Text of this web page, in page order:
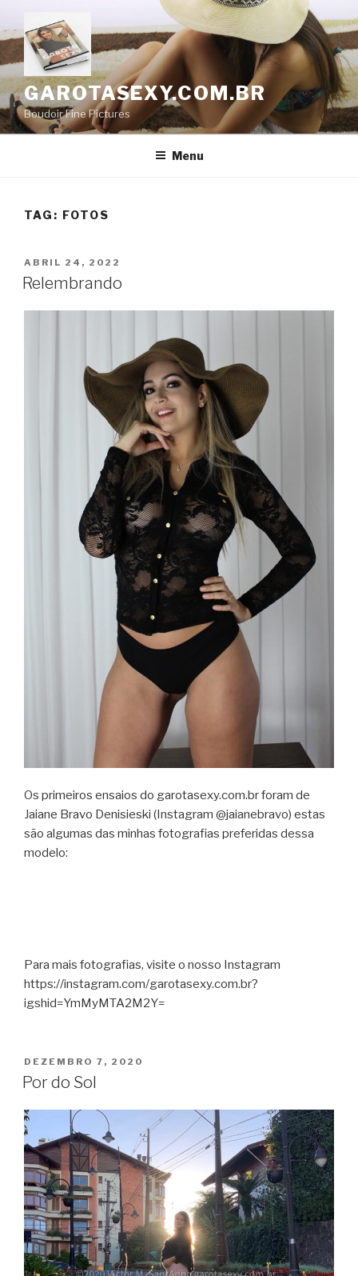
GAROTASEXY.COM.BR
Boudoir Fine Pictures
Menu
TAG: FOTOS
ABRIL 24, 2022
Relembrando
Os primeiros ensaios do garotasexy.com.br foram de
Jaiane Bravo Denisieski (Instagram @jaianebravo) estas
são algumas das minhas fotografias preferidas dessa
modelo:
Para mais fotografias, visite o nosso Instagram
https://instagram.com/garotasexy.com.br?
igshid=YmMyMTA2M2Y=
DEZEMBRO 7, 2020
Por do Sol